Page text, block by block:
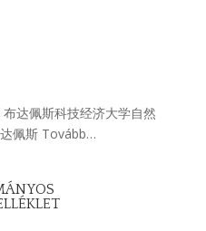
达佩斯科技经济大学自然
佩斯 Tovább…